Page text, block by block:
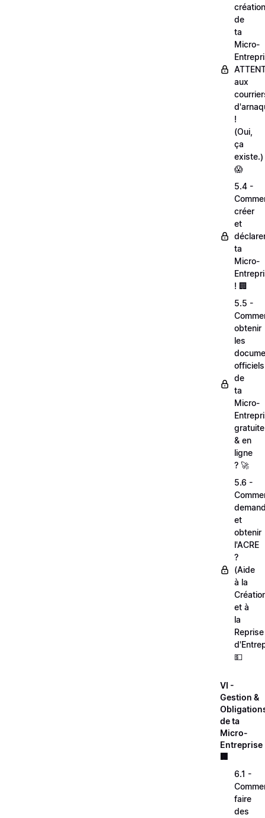
création
de
ta
Micro-
aux
!
(Oui,
ça
existe.)
😱
5.4 -
créer
et
ta
Micro-
! 🏢
5.5 -
obtenir
les
officiels
de
ta
Micro-
& en
ligne
? 🚀
5.6 -
et
obtenir
l'ACRE
?
(Aide
à la
et à
la
Reprise
💵
VI -
Gestion &
de ta
Micro-
Entreprise
🏢
6.1 -
faire
des